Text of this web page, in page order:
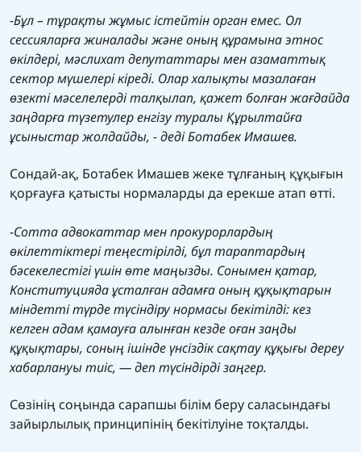
-Бұл – тұрақты жұмыс істейтін орган емес. Ол
сессияларға жиналады және оның құрамына этнос
өкілдері, мәслихат депутаттары мен азаматтық
сектор мүшелері кіреді. Олар халықты мазалаған
өзекті мәселелерді талқылап, қажет болған жағдайда
заңдарға түзетулер енгізу туралы Құрылтайға
ұсыныстар жолдайды, - деді Ботабек Имашев.
Сондай-ақ, Ботабек Имашев жеке тұлғаның құқығын
қорғауға қатысты нормаларды да ерекше атап өтті.
-Сотта адвокаттар мен прокурорлардың
өкілеттіктері теңестірілді, бұл тараптардың
бәсекелестігі үшін өте маңызды. Сонымен қатар,
Конституцияда ұсталған адамға оның құқықтарын
міндетті түрде түсіндіру нормасы бекітілді: кез
келген адам қамауға алынған кезде оған заңды
құқықтары, соның ішінде үнсіздік сақтау құқығы дереу
хабарлануы тиіс, — деп түсіндірді заңгер.
Сөзінің соңында сарапшы білім беру саласындағы
зайырлылық принципінің бекітілуіне тоқталды.